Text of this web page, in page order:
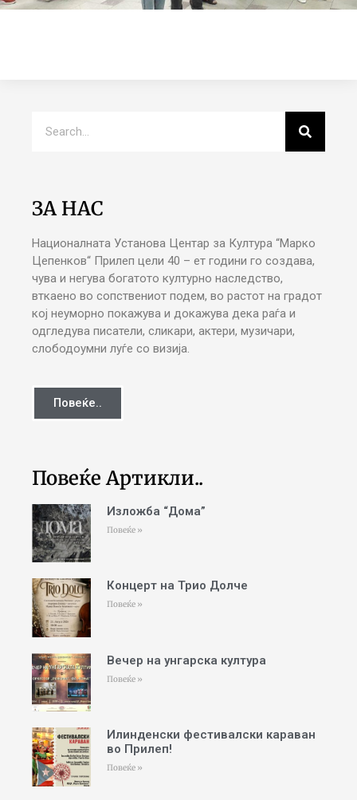
ЗА НАС
Националната Установа Центар за Култура “Марко
Цепенков“ Прилеп цели 40 – ет години го создава,
чува и негува богатото културно наследство,
вткаено во сопствениот подем, во растот на градот
кој неуморно покажува и докажува дека раѓа и
одгледува писатели, сликари, актери, музичари,
слободоумни луѓе со визија.
Повеќе..
Повеќе Артикли..
Изложба “Дома”
Повеќе »
Концерт на Трио Долче
Повеќе »
Вечер на унгарска култура
Повеќе »
Илинденски фестивалски караван
во Прилеп!
Повеќе »